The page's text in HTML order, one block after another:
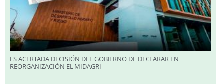
ES ACERTADA DECISIÓN DEL GOBIERNO DE DECLARAR EN
REORGANIZACIÓN EL MIDAGRI